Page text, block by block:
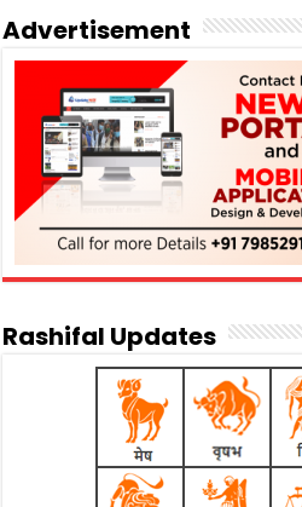
Advertisement
Rashifal Updates